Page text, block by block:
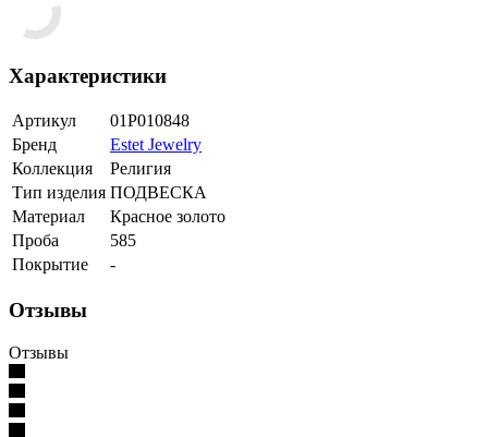
Характеристики
Артикул
01Р010848
Бренд
Estet Jewelry
Коллекция
Религия
Тип изделия ПОДВЕСКА
Материал
Красное золото
Проба
585
Покрытие
-
Отзывы
Отзывы